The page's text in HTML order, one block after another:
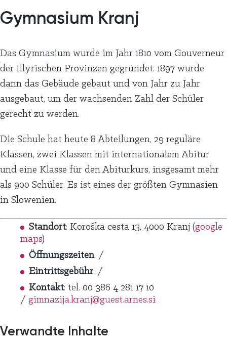
Gymnasium Kranj
Das Gymnasium wurde im Jahr 1810 vom Gouverneur
der Illyrischen Provinzen gegründet. 1897 wurde
dann das Gebäude gebaut und von Jahr zu Jahr
ausgebaut, um der wachsenden Zahl der Schüler
gerecht zu werden.
Die Schule hat heute 8 Abteilungen, 29 reguläre
Klassen, zwei Klassen mit internationalem Abitur
und eine Klasse für den Abiturkurs, insgesamt mehr
als 900 Schüler. Es ist eines der größten Gymnasien
in Slowenien.
Standort: Koroška cesta 13, 4000 Kranj (google
maps)
Öffnungszeiten: /
Eintrittsgebühr: /
Kontakt: tel. 00 386 4 281 17 10
/ gimnazija.kranj@guest.arnes.si
Verwandte Inhalte